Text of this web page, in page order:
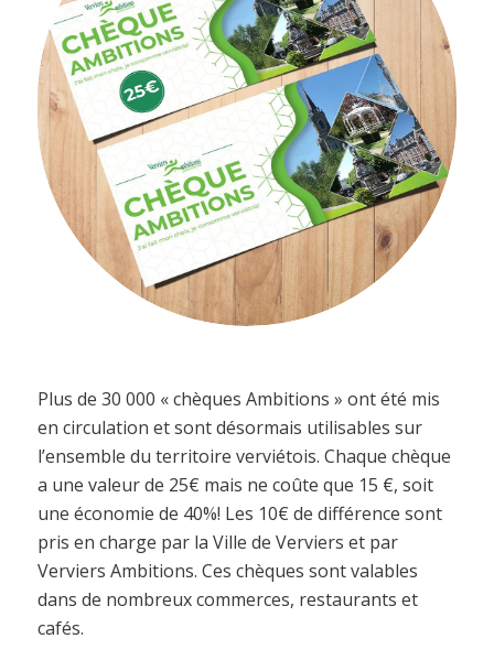
Plus de 30 000 « chèques Ambitions » ont été mis
en circulation et sont désormais utilisables sur
l’ensemble du territoire verviétois. Chaque chèque
a une valeur de 25€ mais ne coûte que 15 €, soit
une économie de 40%! Les 10€ de différence sont
pris en charge par la Ville de Verviers et par
Verviers Ambitions. Ces chèques sont valables
dans de nombreux commerces, restaurants et
cafés.